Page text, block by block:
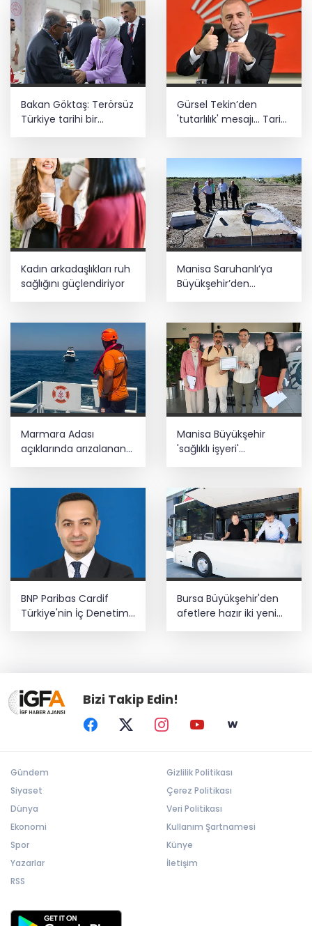
Bakan Göktaş: Terörsüz
Türkiye tarihi bir
adımdır
Gürsel Tekin’den
'tutarlılık' mesajı... Tarihi
meselelerde pusula
Kadın arkadaşlıkları ruh
sağlığını güçlendiriyor
Manisa Saruhanlı’ya
Büyükşehir’den
tarımsal destek
Marmara Adası
açıklarında arızalanan
Manisa Büyükşehir
'sağlıklı işyeri'
BNP Paribas Cardif
Türkiye'nin İç Denetim
Direktörü Mustafa
Bursa Büyükşehir'den
afetlere hazır iki yeni
mobil araç
Bizi Takip Edin!
Gündem
Siyaset
Dünya
Ekonomi
Spor
Yazarlar
RSS
Gizlilik Politikası
Çerez Politikası
Veri Politikası
Kullanım Şartnamesi
Künye
İletişim